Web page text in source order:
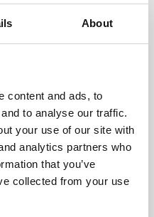
About
content and ads, to
to analyse our traffic.
your use of our site with
analytics partners who
that you’ve
collected from your use
escáner
se
en
de ESD, lo